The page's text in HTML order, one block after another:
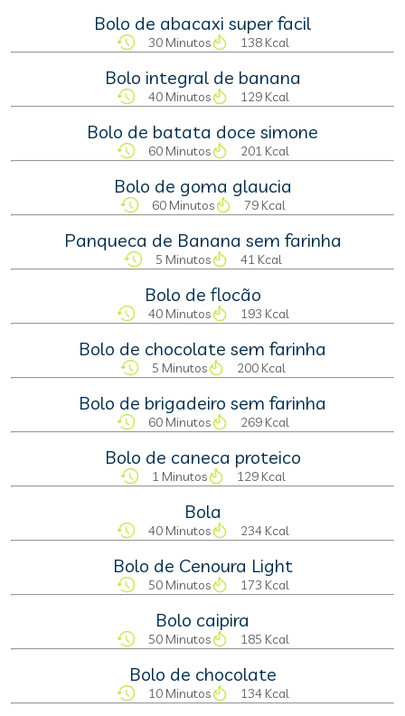
Bolo de abacaxi super facil
30 Minutos 138 Kcal
Bolo integral de banana
40 Minutos 129 Kcal
Bolo de batata doce simone
60 Minutos 201 Kcal
Bolo de goma glaucia
60 Minutos 79 Kcal
Panqueca de Banana sem farinha
5 Minutos 41 Kcal
Bolo de flocão
40 Minutos 193 Kcal
Bolo de chocolate sem farinha
5 Minutos 200 Kcal
Bolo de brigadeiro sem farinha
60 Minutos 269 Kcal
Bolo de caneca proteico
1 Minutos 129 Kcal
Bola
40 Minutos 234 Kcal
Bolo de Cenoura Light
50 Minutos 173 Kcal
Bolo caipira
50 Minutos 185 Kcal
Bolo de chocolate
10 Minutos 134 Kcal